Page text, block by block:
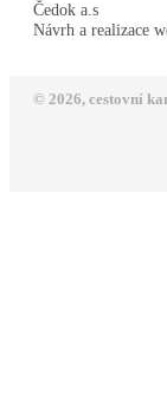
Čedok a.s
Návrh a realizace
© 2026, cestovní